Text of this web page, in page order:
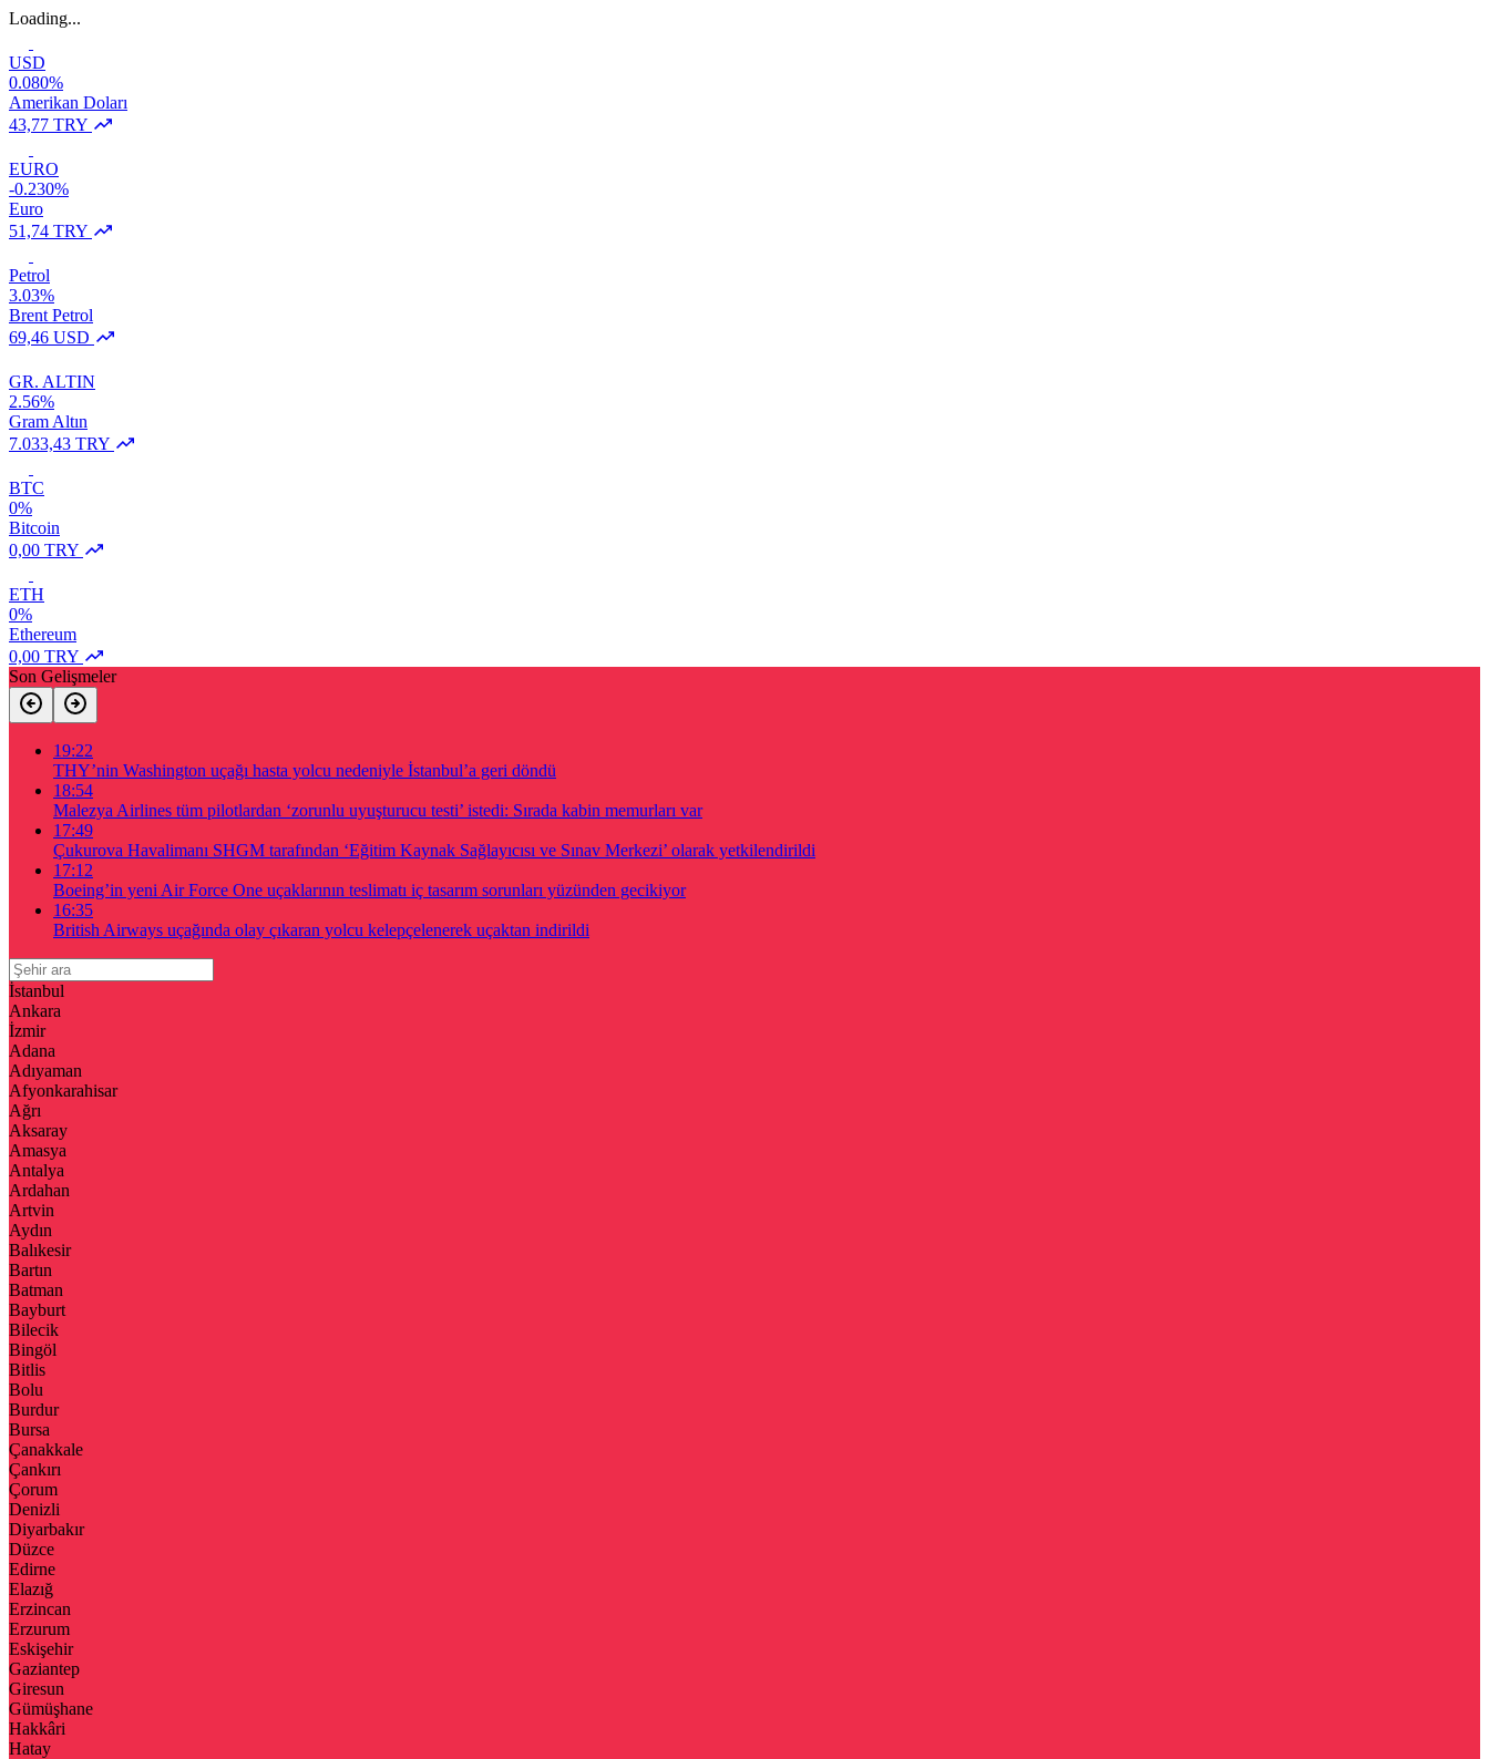
Loading...
USD
0.080%
Amerikan Doları
43,77 TRY
EURO
-0.230%
Euro
51,74 TRY
Petrol
3.03%
Brent Petrol
69,46 USD
GR. ALTIN
2.56%
Gram Altın
7.033,43 TRY
BTC
0%
Bitcoin
0,00 TRY
ETH
0%
Ethereum
0,00 TRY
Son Gelişmeler
19:22
THY’nin Washington uçağı hasta yolcu nedeniyle İstanbul’a geri döndü
18:54
Malezya Airlines tüm pilotlardan ‘zorunlu uyuşturucu testi’ istedi: Sırada kabin memurları var
17:49
Çukurova Havalimanı SHGM tarafından ‘Eğitim Kaynak Sağlayıcısı ve Sınav Merkezi’ olarak yetkilendirildi
17:12
Boeing’in yeni Air Force One uçaklarının teslimatı iç tasarım sorunları yüzünden gecikiyor
16:35
British Airways uçağında olay çıkaran yolcu kelepçelenerek uçaktan indirildi
İstanbul
Ankara
İzmir
Adana
Adıyaman
Afyonkarahisar
Ağrı
Aksaray
Amasya
Antalya
Ardahan
Artvin
Aydın
Balıkesir
Bartın
Batman
Bayburt
Bilecik
Bingöl
Bitlis
Bolu
Burdur
Bursa
Çanakkale
Çankırı
Çorum
Denizli
Diyarbakır
Düzce
Edirne
Elazığ
Erzincan
Erzurum
Eskişehir
Gaziantep
Giresun
Gümüşhane
Hakkâri
Hatay